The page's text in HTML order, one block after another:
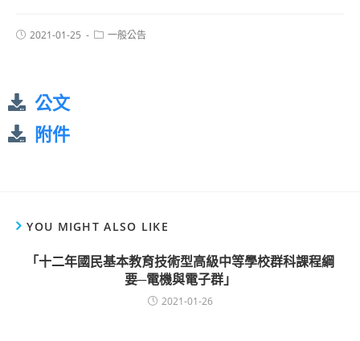
2021-01-25 一般公告
公文
附件
YOU MIGHT ALSO LIKE
「十二年國民基本教育技術型高級中等學校群科課程綱
要─電機與電子群」
2021-01-26